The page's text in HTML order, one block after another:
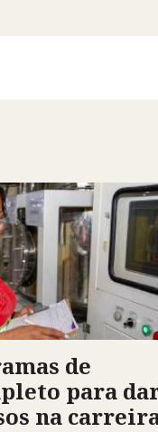
de
para
na